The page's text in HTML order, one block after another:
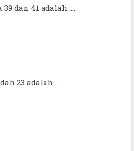
dan 41 adalah ....
23 adalah ....